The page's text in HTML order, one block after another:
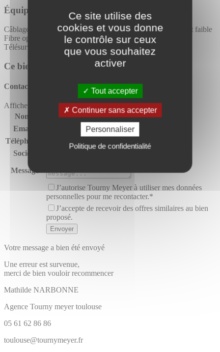
Ce site utilise des
cookies et vous donne
le contrôle sur ceux
que vous souhaitez
activer
Tout accepter
Continuer sans accepter
Personnaliser
Politique de confidentialité
Équipements
Câblage RJ45 Climatisation Convecteurs électriques
Courant faible
Fibre optique
Parking Extérieur Sanitaires :2 Site clos
Télésurveillance
Ce bien vous intéresse ?
Contactez l'agence tourny meyer toulouse
Afficher le numéro
Nom*
Email*
Téléphone*
Société
Message
J’autorise Tourny Meyer à utiliser mes données
personnelles pour me recontacter.*
J’accepte de recevoir des offres similaires au bien
proposé.
Votre message a bien été envoyé
Une erreur est survenue,
merci de bien vouloir recommencer
Mathilde NARBONNE
Agence Tourny meyer toulouse
05 61 62 86 86
toulouse@tournymeyer.fr